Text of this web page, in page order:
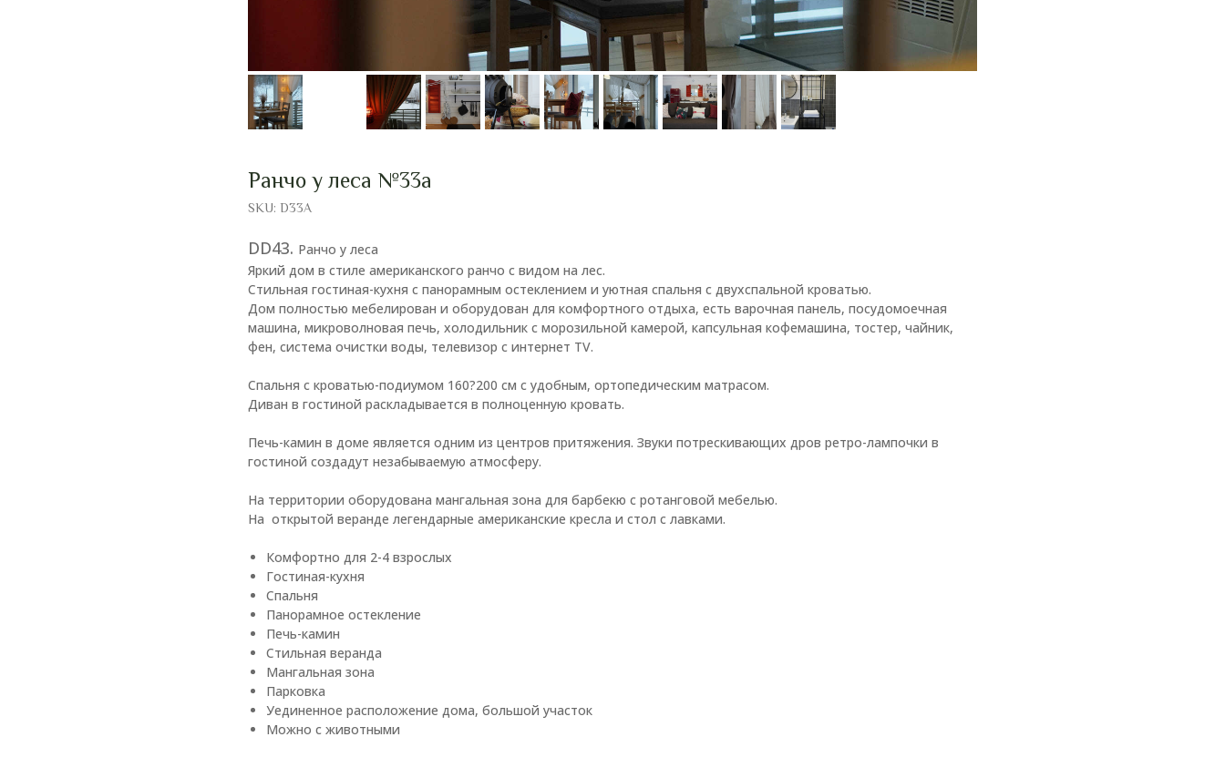
Ранчо у леса №33а
SKU: D33A
DD43. Ранчо у леса
Яркий дом в стиле американского ранчо с видом на лес.
Стильная гостиная-кухня с панорамным остеклением и уютная спальня с двухспальной кроватью.
Дом полностью мебелирован и оборудован для комфортного отдыха, есть варочная панель, посудомоечная
машина, микроволновая печь, холодильник с морозильной камерой, капсульная кофемашина, тостер, чайник,
фен, система очистки воды, телевизор с интернет TV.
Спальня с кроватью-подиумом 160?200 см с удобным, ортопедическим матрасом.
Диван в гостиной раскладывается в полноценную кровать.
Печь-камин в доме является одним из центров притяжения. Звуки потрескивающих дров ретро-лампочки в
гостиной создадут незабываемую атмосферу.
На территории оборудована мангальная зона для барбекю с ротанговой мебелью.
На открытой веранде легендарные американские кресла и стол с лавками.
Комфортно для 2-4 взрослых
Гостиная-кухня
Спальня
Панорамное остекление
Печь-камин
Стильная веранда
Мангальная зона
Парковка
Уединенное расположение дома, большой участок
Можно с животными